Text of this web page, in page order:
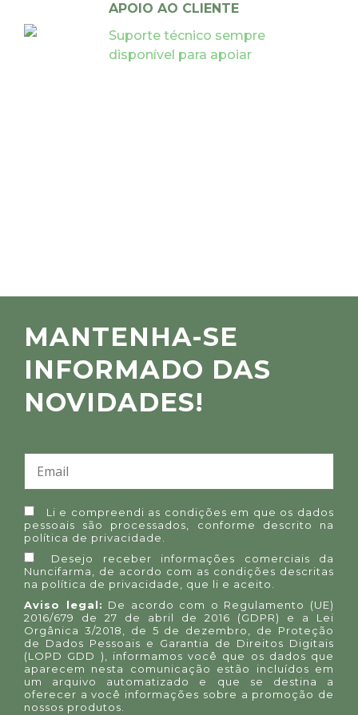
APOIO AO CLIENTE
Suporte técnico sempre
disponível para apoiar
MANTENHA-SE
INFORMADO DAS
NOVIDADES!
Li e compreendi as condições em que os dados
pessoais são processados, conforme descrito na
política de privacidade.
Desejo receber informações comerciais da
Nuncifarma, de acordo com as condições descritas
na política de privacidade, que li e aceito.
Aviso legal: De acordo com o Regulamento (UE)
2016/679 de 27 de abril de 2016 (GDPR) e a Lei
Orgânica 3/2018, de 5 de dezembro, de Proteção
de Dados Pessoais e Garantia de Direitos Digitais
(LOPD GDD ), informamos você que os dados que
aparecem nesta comunicação estão incluídos em
um arquivo automatizado e que se destina a
oferecer a você informações sobre a promoção de
nossos produtos.